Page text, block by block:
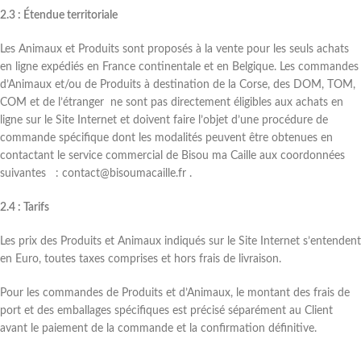
2.3 : Étendue territoriale
Les Animaux et Produits sont proposés à la vente pour les seuls achats
en ligne expédiés en France continentale et en Belgique. Les commandes
d’Animaux et/ou de Produits à destination de la Corse, des DOM, TOM,
COM et de l’étranger ne sont pas directement éligibles aux achats en
ligne sur le Site Internet et doivent faire l’objet d’une procédure de
commande spécifique dont les modalités peuvent être obtenues en
contactant le service commercial de Bisou ma Caille aux coordonnées
suivantes : contact@bisoumacaille.fr .
2.4 : Tarifs
Les prix des Produits et Animaux indiqués sur le Site Internet s’entendent
en Euro, toutes taxes comprises et hors frais de livraison.
Pour les commandes de Produits et d’Animaux, le montant des frais de
port et des emballages spécifiques est précisé séparément au Client
avant le paiement de la commande et la confirmation définitive.